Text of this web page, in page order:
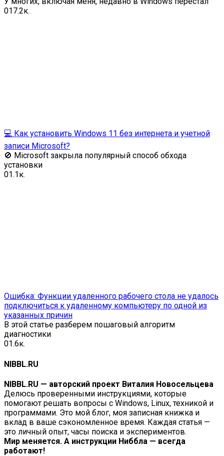
017.2к.
💻 Как установить Windows 11 без интернета и учетной
записи Microsoft?
🚫 Microsoft закрыла популярный способ обхода
установки
01.1к.
Ошибка: Функции удаленного рабочего стола не удалось
подключиться к удаленному компьютеру по одной из
указанных причин
В этой статье разберем пошаговый алгоритм
диагностики
01.6к.
NIBBL.RU
NIBBL.RU — авторский проект Виталия Новосельцева
Делюсь проверенными инструкциями, которые
помогают решать вопросы с Windows, Linux, техникой и
программами. Это мой блог, моя записная книжка и
вклад в ваше сэкономленное время. Каждая статья —
это личный опыт, часы поиска и экспериментов.
Мир меняется. А инструкции Ниббла — всегда
работают!